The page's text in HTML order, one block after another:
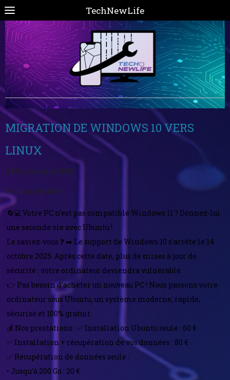
TechNewLife
MIGRATION DE WINDOWS 10 VERS
LINUX
24 Septembre 2025
0 commentaire
🔄💻 Votre PC n’est pas compatible Windows 11 ? Donnez-lui
une seconde vie avec Ubuntu !
Le saviez-vous ❓ ➡️ Le support de Windows 10 s’arrête le 14
octobre 2025. Après cette date, plus de mises à jour de
sécurité : votre ordinateur deviendra vulnérable.
👉 Pas besoin d’acheter un nouveau PC ! Nous passons votre
ordinateur sous Ubuntu, un système moderne, rapide,
sécurisé et 100% gratuit.
💰 Nos prestations : ✅ Installation Ubuntu seule : 60 €
✅ Installation + récupération de vos données : 80 €
✅ Récupération de données seule :
• Jusqu’à 200 Go : 20 €